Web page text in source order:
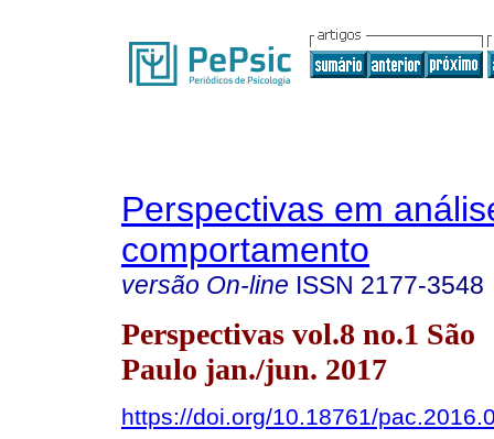
Perspectivas em
comportamento
versão On-line ISSN 2177-3548
Perspectivas vol.8 no.1 São
Paulo jan./jun. 2017
https://doi.org/10.18761/